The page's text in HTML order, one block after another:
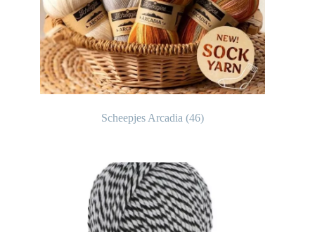
Scheepjes Arcadia(46)